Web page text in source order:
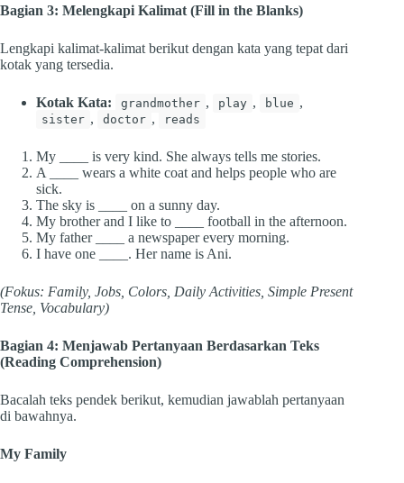
Bagian 3: Melengkapi Kalimat (Fill in the Blanks)
Lengkapi kalimat-kalimat berikut dengan kata yang tepat dari
kotak yang tersedia.
Kotak Kata: grandmother , play , blue ,
sister , doctor , reads
My ____ is very kind. She always tells me stories.
A ____ wears a white coat and helps people who are
sick.
The sky is ____ on a sunny day.
My brother and I like to ____ football in the afternoon.
My father ____ a newspaper every morning.
I have one ____. Her name is Ani.
(Fokus: Family, Jobs, Colors, Daily Activities, Simple Present
Tense, Vocabulary)
Bagian 4: Menjawab Pertanyaan Berdasarkan Teks
(Reading Comprehension)
Bacalah teks pendek berikut, kemudian jawablah pertanyaan
di bawahnya.
My Family